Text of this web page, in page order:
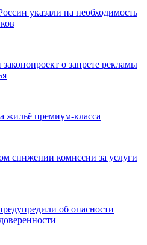
указали на необходимость
о запрете рекламы
жильё премиум-класса
снижении комиссии за услуги
об опасности